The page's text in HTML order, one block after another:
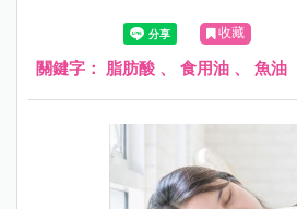
收藏
關鍵字： 脂肪酸 、 食用油 、 魚油